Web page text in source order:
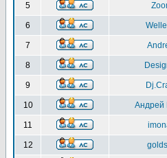
5
6
7
8
9
10 Андрей
11
12